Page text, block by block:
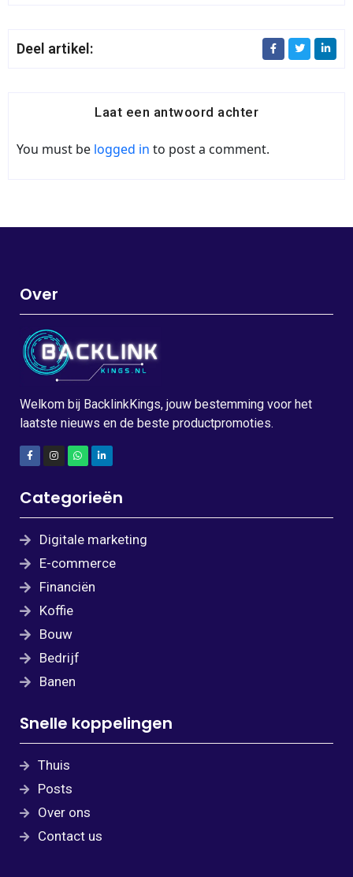
Deel artikel:
Laat een antwoord achter
You must be logged in to post a comment.
Over
Welkom bij BacklinkKings, jouw bestemming voor het
laatste nieuws en de beste productpromoties.
Categorieën
Digitale marketing
E-commerce
Financiën
Koffie
Bouw
Bedrijf
Banen
Snelle koppelingen
Thuis
Posts
Over ons
Contact us